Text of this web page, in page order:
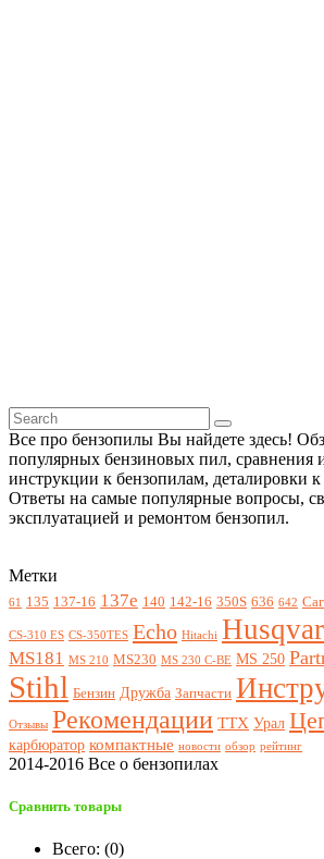
Все про бензопилы Вы найдете здесь!
популярных бензиновых пил, сравнения
инструкции к бензопилам, деталировки
Ответы на самые популярные вопросы,
эксплуатацией и ремонтом бензопил.
Метки
61 135 137-16 137e 140 142-16 350S 636 642
CS-310 ES CS-350TES Echo Hitachi
MS181 MS 210 MS230 MS 230 C-BE MS 250
Stihl Бензин Дружба Запчасти
Отзывы Рекомендации ТТХ Урал
карбюратор компактные новости обзор рейтинг
2014-2016 Все о бензопилах
Сравнить товары
Всего: (0)